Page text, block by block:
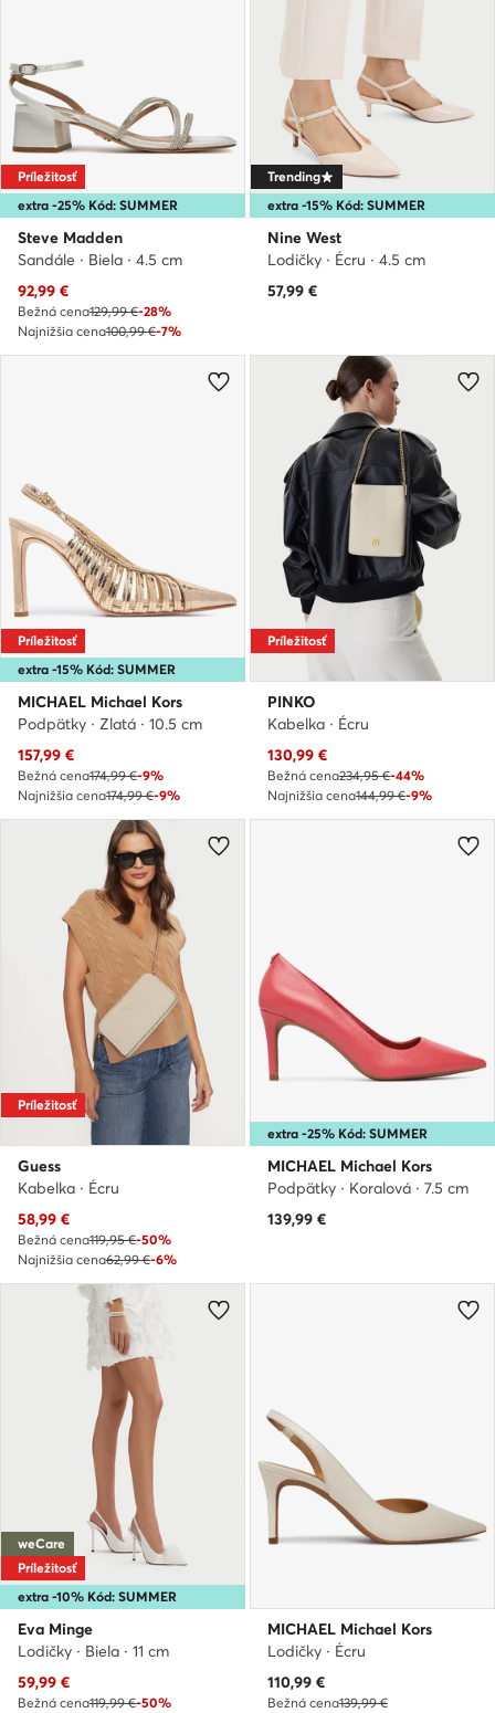
extra -25% Kód: SUMMER
Príležitosť
Steve Madden
Sandále · Biela · 4.5 cm
Aktuálna cena
92,99 €
Bežná cena129,99 €-28%
Najnižšia cena100,99 €-7%
extra -15% Kód: SUMMER
Trending
Nine West
Lodičky · Écru · 4.5 cm
57,99 €
extra -15% Kód: SUMMER
Príležitosť
MICHAEL Michael Kors
Podpätky · Zlatá · 10.5 cm
Aktuálna cena
157,99 €
Bežná cena174,99 €-9%
Najnižšia cena174,99 €-9%
Príležitosť
PINKO
Kabelka · Écru
Aktuálna cena
130,99 €
Bežná cena234,95 €-44%
Najnižšia cena144,99 €-9%
Príležitosť
Guess
Kabelka · Écru
Aktuálna cena
58,99 €
Bežná cena119,95 €-50%
Najnižšia cena62,99 €-6%
extra -25% Kód: SUMMER
MICHAEL Michael Kors
Podpätky · Koralová · 7.5 cm
139,99 €
extra -10% Kód: SUMMER
weCare
Príležitosť
Eva Minge
Lodičky · Biela · 11 cm
Aktuálna cena
59,99 €
Bežná cena119,99 €-50%
MICHAEL Michael Kors
Lodičky · Écru
Aktuálna cena
110,99 €
Bežná cena139,99 €